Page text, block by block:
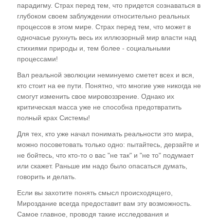
парадигму. Страх перед тем, что придется сознаваться в
глубоком своем заблуждении относительно реальных
процессов в этом мире. Страх перед тем, что может в
одночасье рухнуть весь их иллюзорный мир власти над
стихиями природы и, тем более - социальными
процессами!
Вал реальной эволюции неминуемо сметет всех и вся,
кто стоит на ее пути. Понятно, что многие уже никогда не
смогут изменить свое мировоззрение. Однако их
критическая масса уже не способна предотвратить
полный крах Системы!
Для тех, кто уже начал понимать реальности это мира,
можно посоветовать только одно: пытайтесь, дерзайте и
не бойтесь, что кто-то о вас "не так" и "не то" подумает
или скажет. Раньше им надо было опасаться думать,
говорить и делать.
Если вы захотите понять смысл происходящего,
Мироздание всегда предоставит вам эту возможность.
Самое главное, проводя такие исследования и